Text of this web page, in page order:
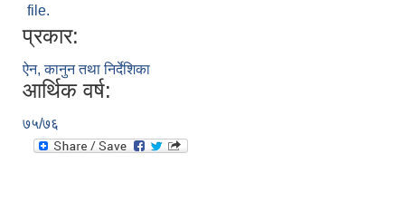
file.
प्रकार:
ऐन, कानुन तथा निर्देशिका
आर्थिक वर्ष:
७५/७६